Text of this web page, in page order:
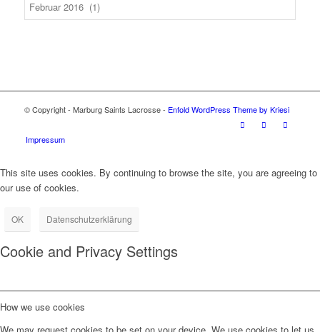
© Copyright - Marburg Saints Lacrosse - Enfold WordPress Theme by Kriesi
Impressum
This site uses cookies. By continuing to browse the site, you are agreeing to
our use of cookies.
OK Datenschutzerklärung
Cookie and Privacy Settings
How we use cookies
We may request cookies to be set on your device. We use cookies to let us